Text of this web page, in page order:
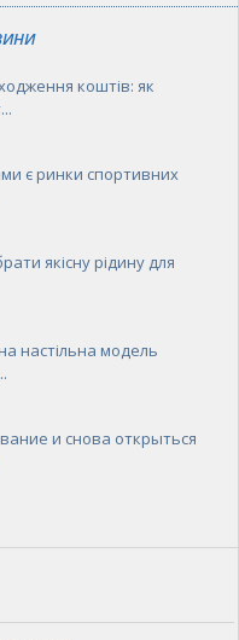
коштів: як
є ринки спортивних
якісну рідину для
настільна модель
и снова открыться